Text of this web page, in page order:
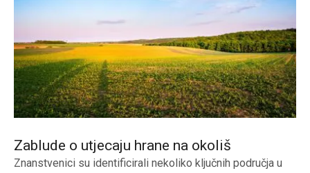
Zablude o utjecaju hrane na okoliš
Znanstvenici su identificirali nekoliko ključnih područja u